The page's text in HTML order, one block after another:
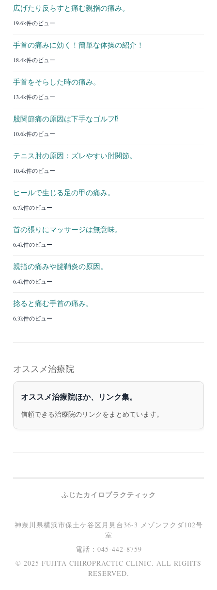
広げたり反らすと痛む親指の痛み。
19.6k件のビュー
手首の痛みに効く！簡単な体操の紹介！
18.4k件のビュー
手首をそらした時の痛み。
13.4k件のビュー
股関節痛の原因は下手なゴルフ⁉︎
10.6k件のビュー
テニス肘の原因：ズレやすい肘関節。
10.4k件のビュー
ヒールで生じる足の甲の痛み。
6.7k件のビュー
首の張りにマッサージは無意味。
6.4k件のビュー
親指の痛みや腱鞘炎の原因。
6.4k件のビュー
捻ると痛む手首の痛み。
6.3k件のビュー
オススメ治療院
オススメ治療院ほか、リンク集。
信頼できる治療院のリンクをまとめています。
ふじたカイロプラクティック
神奈川県横浜市保土ケ谷区月見台36-3 メゾンフクダ102号
室
電話：045-442-8759
© 2025 FUJITA CHIROPRACTIC CLINIC. ALL RIGHTS
RESERVED.